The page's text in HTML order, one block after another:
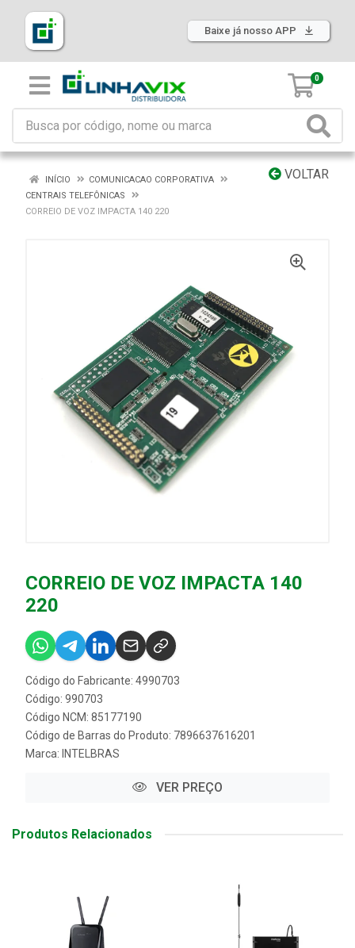
Baixe já nosso APP
0
VOLTAR
INÍCIO
COMUNICACAO CORPORATIVA
CENTRAIS TELEFÔNICAS
CORREIO DE VOZ IMPACTA 140 220
CORREIO DE VOZ IMPACTA 140
220
Código do Fabricante: 4990703
Código: 990703
Código NCM: 85177190
Código de Barras do Produto: 7896637616201
Marca: INTELBRAS
VER PREÇO
Produtos Relacionados